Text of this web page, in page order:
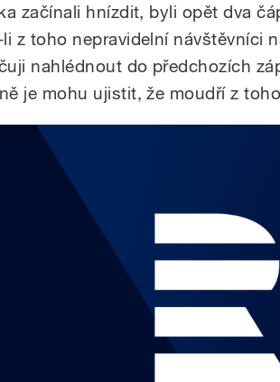
začínali hnízdit, byli opět dva
z toho nepravidelní návštěvníci
nahlédnout do předchozích
je mohu ujistit, že moudří z